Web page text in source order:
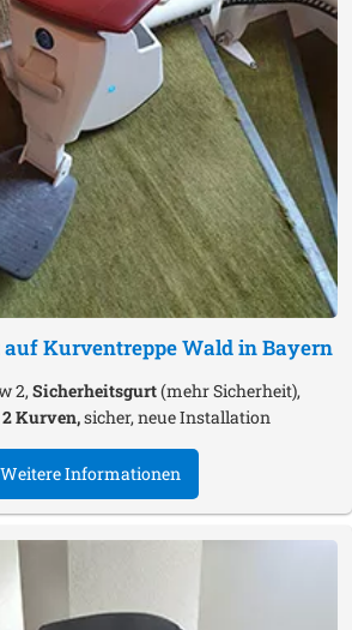
KurventreppeWald in Bayern
2, Sicherheitsgurt(mehr Sicherheit),
Kurven,sicher, neue Installation
Weitere Informationen